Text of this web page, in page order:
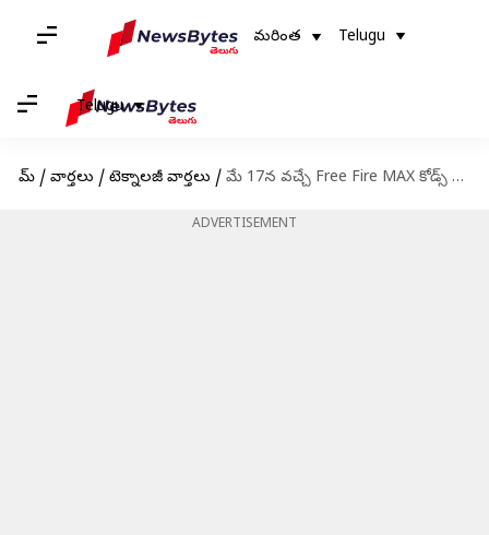
మరింత Telugu
Telugu
హోమ్ / వార్తలు / టెక్నాలజీ వార్తలు / మే 17న వచ్చే Free Fire MAX కోడ్స్ రీడీమ్ విధానం
ADVERTISEMENT